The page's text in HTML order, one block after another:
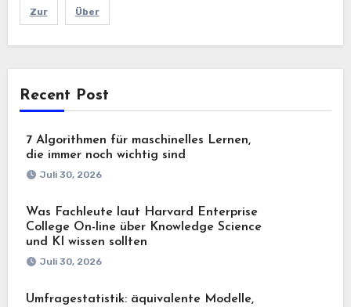
Zur Über
Recent Post
7 Algorithmen für maschinelles Lernen,
die immer noch wichtig sind
Juli 30, 2026
Was Fachleute laut Harvard Enterprise
College On-line über Knowledge Science
und KI wissen sollten
Juli 30, 2026
Umfragestatistik: äquivalente Modelle,